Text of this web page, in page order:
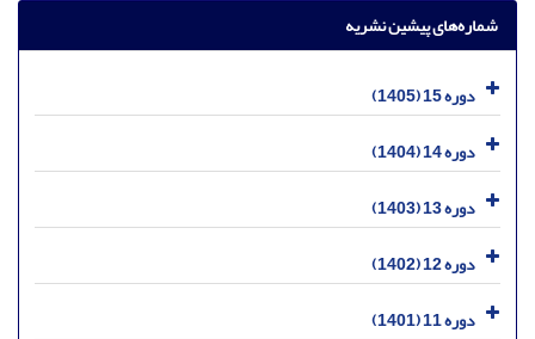
شماره‌های پیشین نشریه
دوره 15 (1405)
دوره 14 (1404)
دوره 13 (1403)
دوره 12 (1402)
دوره 11 (1401)